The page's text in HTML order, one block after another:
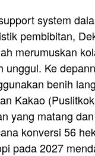
system
pembibitan,
merumuskan
unggul. Ke
benih
Kakao
yang matang
konversi 56
pada 2027